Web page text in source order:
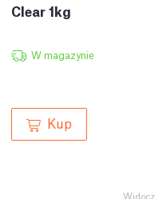
Clear 1kg
W magazynie
Kup